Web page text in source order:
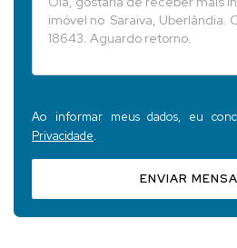
Ao informar meus dados, eu
Privacidade.
ENVIAR